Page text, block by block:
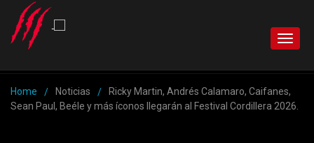
Toggle
Home / Noticias /
Ricky Martin, Andrés Calamaro, Caifanes,
Sean Paul, Beéle y más íconos llegarán al Festival Cordillera 2026.